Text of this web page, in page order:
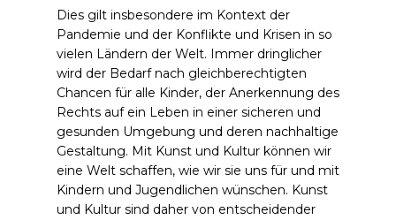
Dies gilt insbesondere im Kontext der
Pandemie und der Konflikte und Krisen in so
vielen Ländern der Welt. Immer dringlicher
wird der Bedarf nach gleichberechtigten
Chancen für alle Kinder, der Anerkennung des
Rechts auf ein Leben in einer sicheren und
gesunden Umgebung und deren nachhaltige
Gestaltung. Mit Kunst und Kultur können wir
eine Welt schaffen, wie wir sie uns für und mit
Kindern und Jugendlichen wünschen. Kunst
und Kultur sind daher von entscheidender